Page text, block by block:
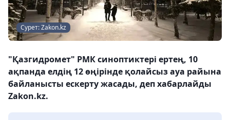
Сурет: Zakon.kz
"Қазгидромет" РМК синоптиктері ертең, 10
ақпанда елдің 12 өңірінде қолайсыз ауа райына
байланысты ескерту жасады, деп хабарлайды
Zakon.kz.